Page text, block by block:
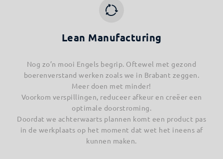
Lean Manufacturing
Nog zo’n mooi Engels begrip. Oftewel met gezond
boerenverstand werken zoals we in Brabant zeggen.
Meer doen met minder!
Voorkom verspillingen, reduceer afkeur en creëer een
optimale doorstroming.
Doordat we achterwaarts plannen komt een product pas
in de werkplaats op het moment dat wet het ineens af
kunnen maken.